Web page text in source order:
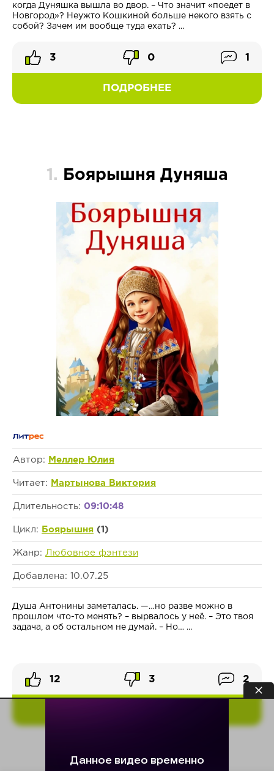
когда Дуняшка вышла во двор. – Что значит «поедет в
Новгород»? Неужто Кошкиной больше некого взять с
собой? Зачем им вообще туда ехать? ...
ПОДРОБНЕЕ
3 0 1
1. Боярышня Дуняша
Автор: Меллер Юлия
Читает: Мартынова Виктория
Длительность: 09:10:48
Цикл: Боярышня (1)
Жанр: Любовное фэнтези
Добавлена: 10.07.25
Душа Антонины заметалась. —…но разве можно в
прошлом что-то менять? – вырвалось у неё. – Это твоя
задача, а об остальном не думай. – Но… ...
12 3 2